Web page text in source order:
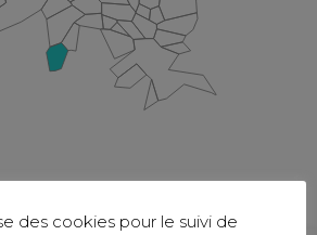
des cookies pour le suivi de